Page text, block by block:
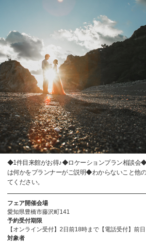
◆1件目来館がお得♪◆ロケーションプラン相談会
は何かをプランナーがご説明◆わからないこと他
てください。
フェア開催会場
愛知県豊橋市藤沢町141
予約受付期限
【オンライン受付】2日前18時まで【電話受付】前
対象者